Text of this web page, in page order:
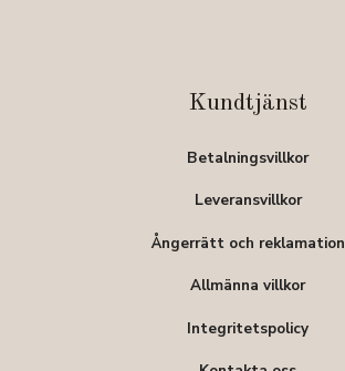
Kundtjänst
Betalningsvillkor
Leveransvillkor
Ångerrätt och reklamation
Allmänna villkor
Integritetspolicy